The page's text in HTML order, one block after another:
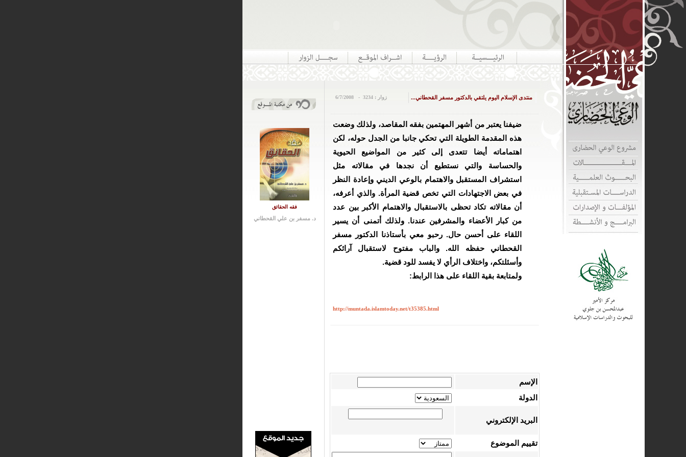
منتدى الإسلام اليوم يلتقي بالدكتور مسفر القحطاني... زوار : 3234
-
6/7/2008
ضيفنا يعتبر من أشهر المهتمين بفقه المقاصد، ولذلك وضعت
هذه المقدمة الطويلة التي تحكي جانبا من الجدل حوله، لكن
اهتماماته أيضا تتعدى إلى كثير من المواضيع الحيوية
والحساسة والتي نستطيع أن نجدها في مقالاته مثل
استشراف المستقبل والاهتمام بالوعي الديني وإعادة النظر
في بعض الاجتهادات التي تخص قضية المرأة. والذي أعرفه،
أن مقالاته تكاد تحظى بالاستقبال والاهتمام الأكبر بين عدد
من كبار الأعضاء والمشرفين عندنا. ولذلك أتمنى أن يسير
اللقاء على أحسن حال. رحبو معي بأستاذنا الدكتور مسفر
القحطاني حفظه الله. والباب مفتوح لاستقبال آرائكم
وأسئلتكم، واختلاف الرأي لا يفسد للود قضية.
ولمتابعة بقية اللقاء على هذا الرابط:
http://muntada.islamtoday.net/t35385.html
الإسم
الدولة
البريد الإلكتروني
تقييم الموضوع
فقه الحقائق
د. مسفر بن علي القحطاني